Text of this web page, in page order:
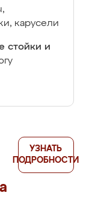
карусели
стойки и
УЗНАТЬ
ПОДРОБНОСТИ